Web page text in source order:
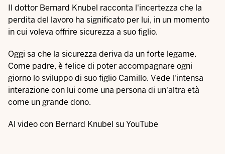
Il dottor Bernard Knubel racconta l'incertezza che la
perdita del lavoro ha significato per lui, in un momento
in cui voleva offrire sicurezza a suo figlio.
Oggi sa che la sicurezza deriva da un forte legame.
Come padre, è felice di poter accompagnare ogni
giorno lo sviluppo di suo figlio Camillo. Vede l'intensa
interazione con lui come una persona di un'altra età
come un grande dono.
Al video con Bernard Knubel su YouTube